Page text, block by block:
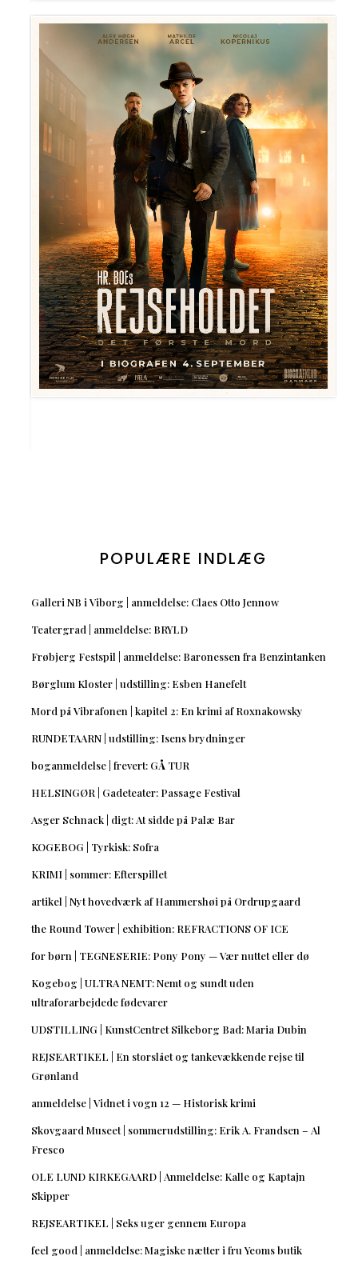
POPULÆRE INDLÆG
Galleri NB i Viborg | anmeldelse: Claes Otto Jennow
Teatergrad | anmeldelse: BRYLD
Frøbjerg Festspil | anmeldelse: Baronessen fra Benzintanken
Børglum Kloster | udstilling: Esben Hanefelt
Mord på Vibrafonen | kapitel 2: En krimi af Roxnakowsky
RUNDETAARN | udstilling: Isens brydninger
boganmeldelse | frevert: GÅ TUR
HELSINGØR | Gadeteater: Passage Festival
Asger Schnack | digt: At sidde på Palæ Bar
KOGEBOG | Tyrkisk: Sofra
KRIMI | sommer: Efterspillet
artikel | Nyt hovedværk af Hammershøi på Ordrupgaard
the Round Tower | exhibition: REFRACTIONS OF ICE
for børn | TEGNESERIE: Pony Pony — Vær nuttet eller dø
Kogebog | ULTRA NEMT: Nemt og sundt uden
ultraforarbejdede fødevarer
UDSTILLING | KunstCentret Silkeborg Bad: Maria Dubin
REJSEARTIKEL | En storslået og tankevækkende rejse til
Grønland
anmeldelse | Vidnet i vogn 12 — Historisk krimi
Skovgaard Museet | sommerudstilling: Erik A. Frandsen – Al
Fresco
OLE LUND KIRKEGAARD | Anmeldelse: Kalle og Kaptajn
Skipper
REJSEARTIKEL | Seks uger gennem Europa
feel good | anmeldelse: Magiske nætter i fru Yeoms butik